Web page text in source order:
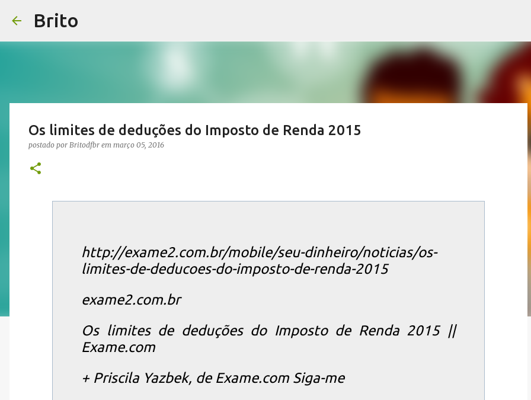
Brito
Os limites de deduções do Imposto de Renda 2015
postado por Britodfbr em março 05, 2016
http://exame2.com.br/mobile/seu-dinheiro/noticias/os-
limites-de-deducoes-do-imposto-de-renda-2015
exame2.com.br
Os limites de deduções do Imposto de Renda 2015 ||
Exame.com
+ Priscila Yazbek, de Exame.com Siga-me